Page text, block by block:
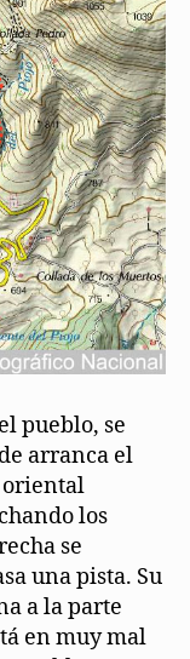
pueblo, se
arranca el
oriental
los
se
una pista. Su
a la parte
en muy mal